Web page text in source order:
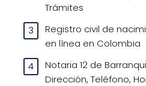
Trámites
Registro civil de
en línea en Colombia
Notaria 12 de
Dirección, Teléfono,